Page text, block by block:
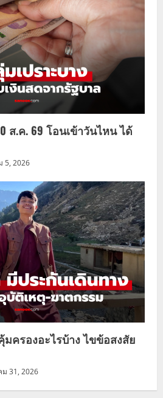
ส.ค. 69 โอนเข้าวันไหน ได้
5, 2026
ครองอะไรบ้าง ไขข้อสงสัย
ม 31, 2026